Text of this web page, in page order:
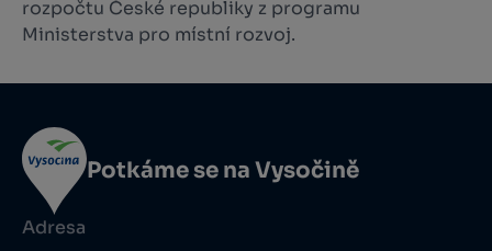
rozpočtu České republiky z programu
Ministerstva pro místní rozvoj.
Potkáme se na Vysočině
Adresa